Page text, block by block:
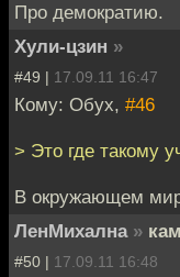
Про демократию.
Хули-цзин »
#49 | 17.09.11 16:47
Кому: Обух, #46
> Это где такому
В окружающем
ЛенМихална »
#50 | 17.09.11 16:48